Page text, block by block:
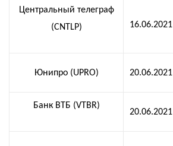
Центральный телеграф
(CNTLP)
16.06.2021
Юнипро (UPRO) 20.06.2021
Банк ВТБ (VTBR)
20.06.2021